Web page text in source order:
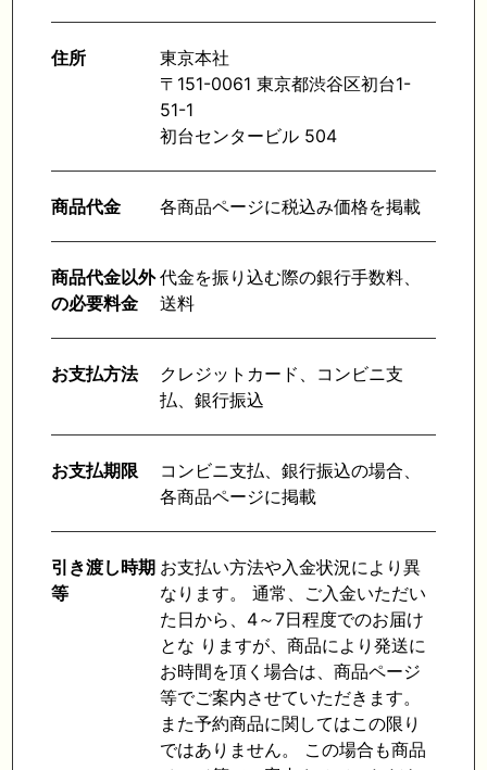
住所
東京本社
〒151-0061 東京都渋谷区初台1-
51-1
初台センタービル 504
商品代金 各商品ページに税込み価格を掲載
商品代金以外
の必要料金
代金を振り込む際の銀行手数料、
送料
お支払方法
クレジットカード、コンビニ支
払、銀行振込
お支払期限
コンビニ支払、銀行振込の場合、
各商品ページに掲載
引き渡し時期
等
お支払い方法や入金状況により異
なります。 通常、ご入金いただい
た日から、4～7日程度でのお届け
とな りますが、商品により発送に
お時間を頂く場合は、商品ページ
等でご案内させていただきます。
また予約商品に関してはこの限り
ではありません。 この場合も商品